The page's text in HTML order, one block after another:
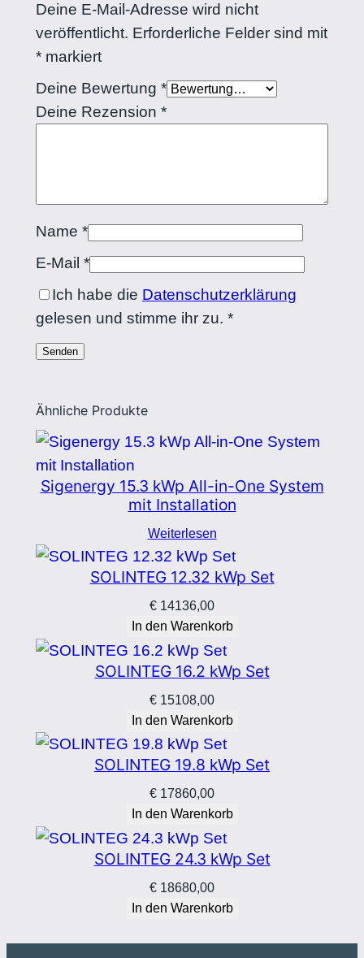
Deine E-Mail-Adresse wird nicht
veröffentlicht. Erforderliche Felder sind mit
*markiert
Deine Bewertung *
Deine Rezension *
Name *
E-Mail *
Ich habe die Datenschutzerklärung
gelesen und stimme ihr zu. *
Ähnliche Produkte
Sigenergy 15.3 kWp All-in-One System
mit Installation
Weiterlesen
SOLINTEG 12.32 kWp Set
€ 14136,00
In den Warenkorb
SOLINTEG 16.2 kWp Set
€ 15108,00
In den Warenkorb
SOLINTEG 19.8 kWp Set
€ 17860,00
In den Warenkorb
SOLINTEG 24.3 kWp Set
€ 18680,00
In den Warenkorb